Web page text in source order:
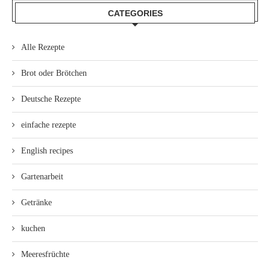
CATEGORIES
Alle Rezepte
Brot oder Brötchen
Deutsche Rezepte
einfache rezepte
English recipes
Gartenarbeit
Getränke
kuchen
Meeresfrüchte